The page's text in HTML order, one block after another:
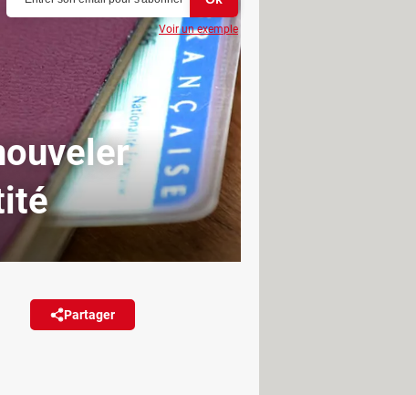
Partager
de recherche pour
Voir un exemple